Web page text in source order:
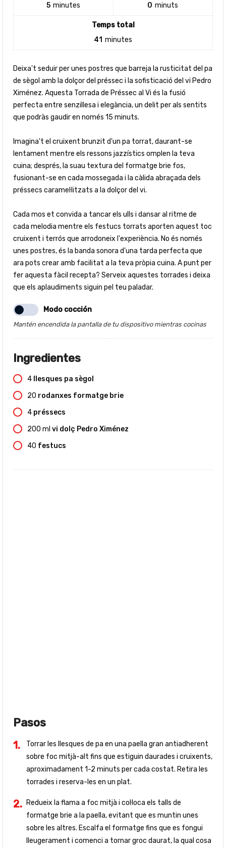
5 minutes
0 minuts
Temps total
41 minutes
Deixa't seduir per unes postres que barreja la rusticitat del pa
de sègol amb la dolçor del préssec i la sofisticació del vi Pedro
Ximénez. Aquesta Torrada de Préssec al Vi és la fusió
perfecta entre senzillesa i elegància, un delit per als sentits
que podràs gaudir en només 15 minuts.
Imagina't el cruixent brunzit d'un pa torrat, daurant-se
lentament mentre els ressons jazzístics omplen la teva
cuina; després, la suau textura del formatge brie fos,
fusionant-se en cada mossegada i la càlida abraçada dels
préssecs caramel·litzats a la dolçor del vi.
Cada mos et convida a tancar els ulls i dansar al ritme de
cada melodia mentre els festucs torrats aporten aquest toc
cruixent i terrós que arrodoneix l'experiència. No és només
unes postres, és la banda sonora d'una tarda perfecta que
ara pots crear amb facilitat a la teva pròpia cuina. A punt per
fer aquesta fàcil recepta? Serveix aquestes torrades i deixa
que els aplaudiments siguin pel teu paladar.
Modo cocción
Mantén encendida la pantalla de tu dispositivo mientras cocinas
Ingredientes
4
llesques pa sègol
20 rodanxes formatge brie
4 préssecs
200 ml vi dolç Pedro Ximénez
40 festucs
Pasos
Torrar les llesques de pa en una paella gran antiadherent
sobre foc mitjà-alt fins que estiguin daurades i cruixents,
aproximadament 1-2 minuts per cada costat. Retira les
torrades i reserva-les en un plat.
Redueix la flama a foc mitjà i col·loca els talls de
formatge brie a la paella, evitant que es muntin unes
sobre les altres. Escalfa el formatge fins que es fongui
lleugerament i comenci a tornar groc daurat, la qual cosa